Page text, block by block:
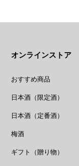
オンラインストア
おすすめ商品
日本酒（限定酒）
日本酒（定番酒）
梅酒
ギフト（贈り物）